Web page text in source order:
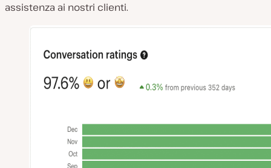
assistenza ai nostri clienti.